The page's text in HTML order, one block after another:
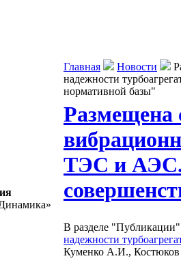
Главная Новости
надежности
нормативной базы"
Размещена
ТЭС и АЭС.
В разделе
надежности
Куменко А.И.,